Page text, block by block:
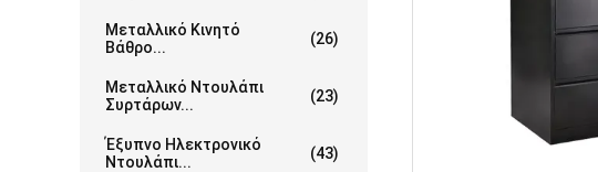
Μεταλλικό Κινητό
Βάθρο...
(26)
Μεταλλικό Ντουλάπι
Συρτάρων...
(23)
Έξυπνο Ηλεκτρονικό
Ντουλάπι...
(43)